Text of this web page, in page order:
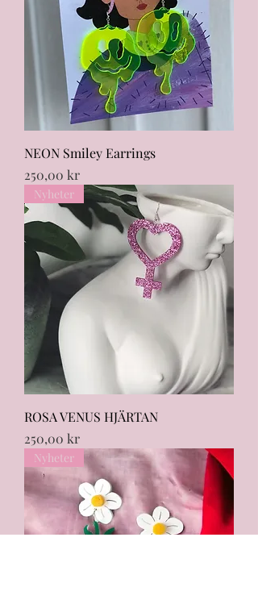
NEON Smiley Earrings
Pris
250,00 kr
Nyheter
ROSA VENUS HJÄRTAN
Pris
250,00 kr
Nyheter